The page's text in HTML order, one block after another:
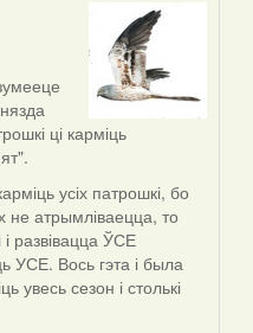
ці карміць
усіх патрошкі, бо
не атрымліваецца, то
развівацца ЎСЕ
УСЕ. Вось гэта і была
увесь сезон і столькі